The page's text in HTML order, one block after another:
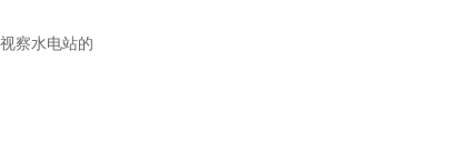
察水电站的